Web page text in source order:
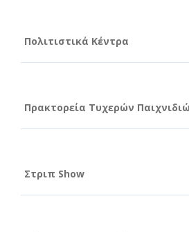
Πολιτιστικά Κέντρα
Πρακτορεία Τυχερών
Στριπ Show